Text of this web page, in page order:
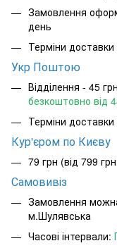
Замовлення
день
Терміни доставки
Укр Поштою
Відділення - 45
безкоштовно від
Терміни доставки
Кур'єром по Києву
79 грн (від 799
Самовивіз
Замовлення
м.Шулявська
Часові інтервали: